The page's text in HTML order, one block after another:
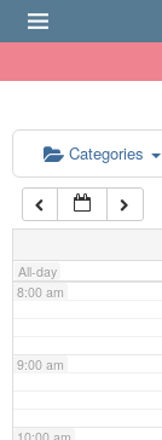
Categories
All-day
6:00 am
7:00 am
8:00 am
9:00 am